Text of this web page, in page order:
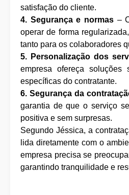
satisfação do cliente.
4. Segurança e normas –
operar de forma
tanto para os colaboradores
5. Personalização dos
empresa ofereça
específicas do contratante.
6. Segurança da
garantia de que o serviço
positiva e sem surpresas.
Segundo Jéssica, a
lida diretamente com o
empresa precisa se
garantindo tranquilidade e